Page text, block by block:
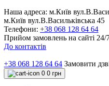
Наша адреса: м.Київ
м.Київ вул.В.Васильківська 45
Телефони: +38 068 128 64 64
Прийом замовлень на сайті 24/
До контактів
+38 068 128 64 64 Замовити
0 0 грн